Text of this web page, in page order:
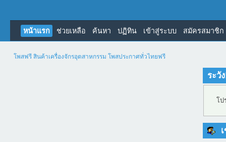
หน้าแรก ช่วยเหลือ ค้นหา ปฏิทิน เข้าสู่ระบบ สมัครสมาชิก
โพสฟรี สินค้าเครื่องจักรอุตสาหกรรม โพสประกาศทั่วไทยฟรี
ระวั
โ